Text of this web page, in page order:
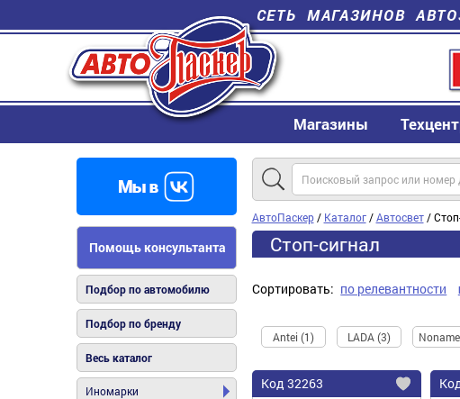
СЕТЬ МАГАЗИНОВ
Магазины
Помощь консультанта
Подбор по автомобилю
Подбор по бренду
Весь каталог
Иномарки
АвтоПаскер/ Каталог/Автосвет/
Стоп-сигнал
Сортировать: по релевантности
Antei (1) LADA (3)
Код 32263